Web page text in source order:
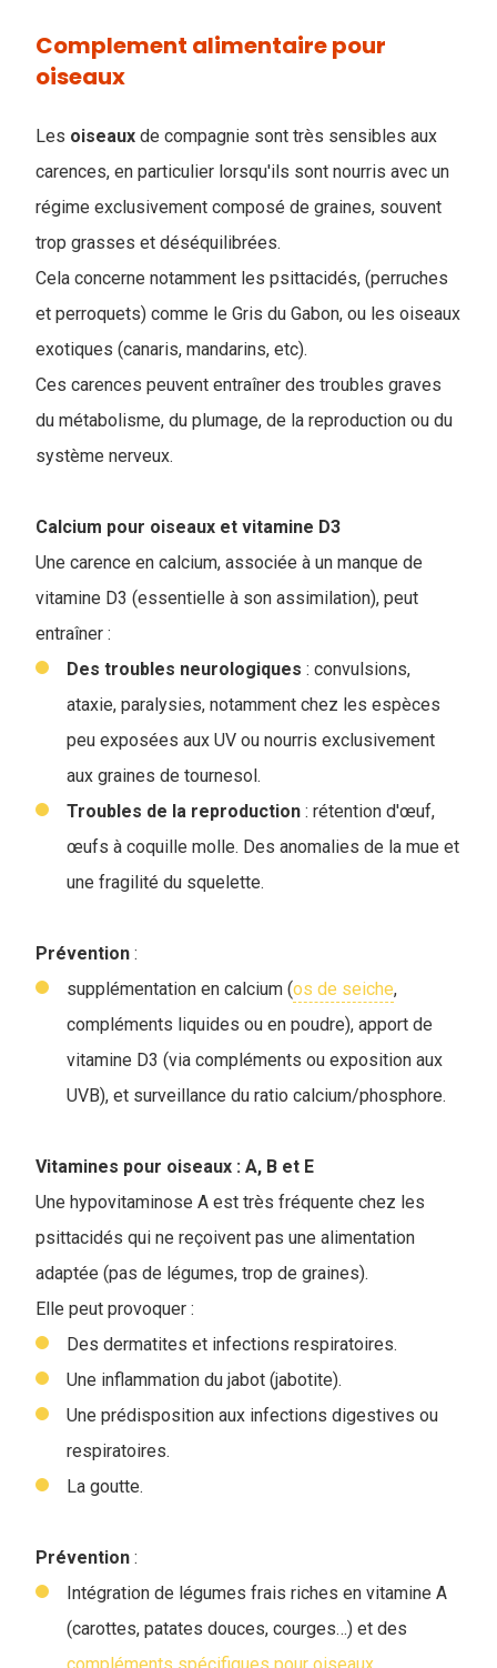
Complement alimentaire pour
oiseaux
Les oiseaux de compagnie sont très sensibles aux
carences, en particulier lorsqu'ils sont nourris avec un
régime exclusivement composé de graines, souvent
trop grasses et déséquilibrées.
Cela concerne notamment les psittacidés, (perruches
et perroquets) comme le Gris du Gabon, ou les oiseaux
exotiques (canaris, mandarins, etc).
Ces carences peuvent entraîner des troubles graves
du métabolisme, du plumage, de la reproduction ou du
système nerveux.
Calcium pour oiseaux et vitamine D3
Une carence en calcium, associée à un manque de
vitamine D3 (essentielle à son assimilation), peut
entraîner :
Des troubles neurologiques : convulsions,
ataxie, paralysies, notamment chez les espèces
peu exposées aux UV ou nourris exclusivement
aux graines de tournesol.
Troubles de la reproduction : rétention d'œuf,
œufs à coquille molle. Des anomalies de la mue et
une fragilité du squelette.
Prévention :
supplémentation en calcium (os de seiche,
compléments liquides ou en poudre), apport de
vitamine D3 (via compléments ou exposition aux
UVB), et surveillance du ratio calcium/phosphore.
Vitamines pour oiseaux : A, B et E
Une hypovitaminose A est très fréquente chez les
psittacidés qui ne reçoivent pas une alimentation
adaptée (pas de légumes, trop de graines).
Elle peut provoquer :
Des dermatites et infections respiratoires.
Une inflammation du jabot (jabotite).
Une prédisposition aux infections digestives ou
respiratoires.
La goutte.
Prévention :
Intégration de légumes frais riches en vitamine A
(carottes, patates douces, courges…) et des